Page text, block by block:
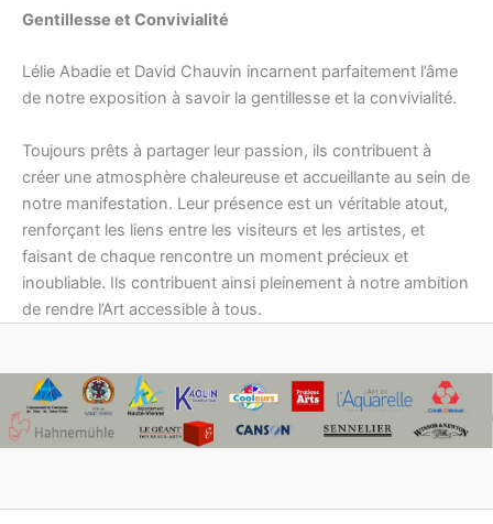
Gentillesse et Convivialité
Lélie Abadie et David Chauvin incarnent parfaitement l’âme
de notre exposition à savoir la gentillesse et la convivialité.
Toujours prêts à partager leur passion, ils contribuent à
créer une atmosphère chaleureuse et accueillante au sein de
notre manifestation. Leur présence est un véritable atout,
renforçant les liens entre les visiteurs et les artistes, et
faisant de chaque rencontre un moment précieux et
inoubliable. Ils contribuent ainsi pleinement à notre ambition
de rendre l’Art accessible à tous.